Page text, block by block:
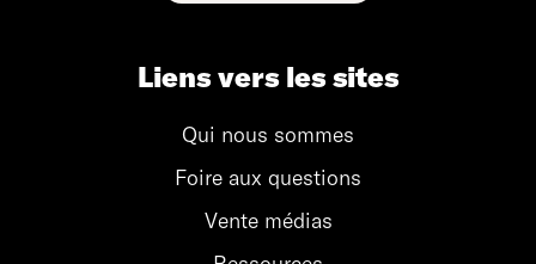
Liens vers les sites
Qui nous sommes
Foire aux questions
Vente médias